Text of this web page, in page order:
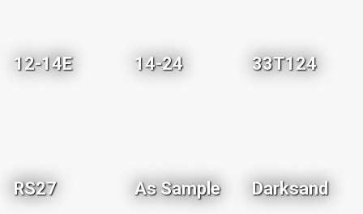
12-14E 14-24 33T124
RS27 As Sample Darksand